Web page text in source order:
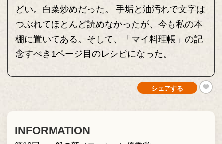
どい。白菜炒めだった。 手垢と油汚れで文字は
つぶれてほとんど読めなかったが、今も私の本
棚に置いてある。そして、「マイ料理帳」の記
念すべき1ページ目のレシピになった。
シェアする
INFORMATION